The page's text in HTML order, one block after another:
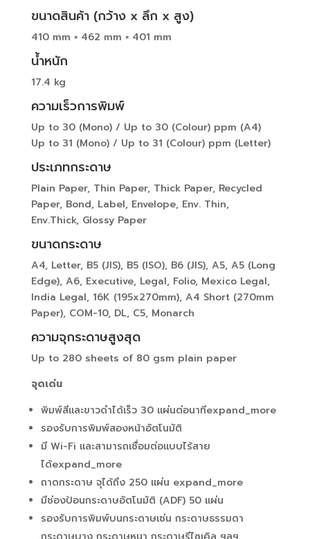
ขนาดสินค้า (กว้าง x ลึก x สูง)
410 mm × 462 mm × 401 mm
น้ำหนัก
17.4 kg
ความเร็วการพิมพ์
Up to 30 (Mono) / Up to 30 (Colour) ppm (A4)
Up to 31 (Mono) / Up to 31 (Colour) ppm (Letter)
ประเภทกระดาษ
Plain Paper, Thin Paper, Thick Paper, Recycled
Paper, Bond, Label, Envelope, Env. Thin,
Env.Thick, Glossy Paper
ขนาดกระดาษ
A4, Letter, B5 (JIS), B5 (ISO), B6 (JIS), A5, A5 (Long
Edge), A6, Executive, Legal, Folio, Mexico Legal,
India Legal, 16K (195x270mm), A4 Short (270mm
Paper), COM-10, DL, C5, Monarch
ความจุกระดาษสูงสุด
Up to 280 sheets of 80 gsm plain paper
จุดเด่น
พิมพ์สีและขาวดำได้เร็ว 30 แผ่นต่อนาทีexpand_more
รองรับการพิมพ์สองหน้าอัตโนมัติ
มี Wi-Fi และสามารถเชื่อมต่อแบบไร้สาย
ได้expand_more
ถาดกระดาษ จุได้ถึง 250 แผ่น expand_more
มีช่องป้อนกระดาษอัตโนมัติ (ADF) 50 แผ่น
รองรับการพิมพ์บนกระดาษเช่น กระดาษธรรมดา